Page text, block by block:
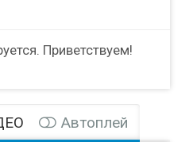
Приветствуем!
Автоплей